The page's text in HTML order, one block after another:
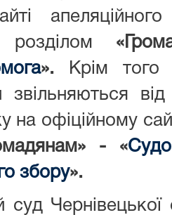
розділом
».
Крім
звільняються
на офіційному
- «
збору».
Чернівецької